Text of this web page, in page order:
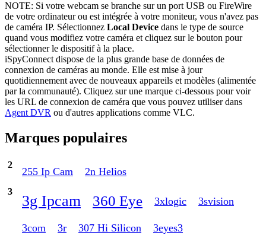
NOTE: Si votre webcam se branche sur un port USB ou FireWire
de votre ordinateur ou est intégrée à votre moniteur, vous n'avez pas
de caméra IP. Sélectionnez Local Device dans le type de source
quand vous modifiez votre caméra et cliquez sur le bouton pour
sélectionner le dispositif à la place.
iSpyConnect dispose de la plus grande base de données de
connexion de caméras au monde. Elle est mise à jour
quotidiennement avec de nouveaux appareils et modèles (alimentée
par la communauté). Cliquez sur une marque ci-dessous pour voir
les URL de connexion de caméra que vous pouvez utiliser dans
Agent DVR ou d'autres applications comme VLC.
Marques populaires
2
255 Ip Cam 2n Helios
3
3g Ipcam 360 Eye 3xlogic 3svision
3com 3r 307 Hi Silicon 3eyes3